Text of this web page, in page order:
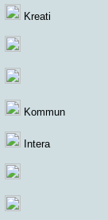
Kreati
Kommun
Intera